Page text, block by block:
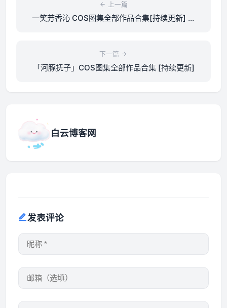
上一篇
一笑芳香沁 COS图集全部作品合集[持续更新] 清
下一篇
「河豚抚子」COS图集全部作品合集 [持续更新]
白云博客网
发表评论